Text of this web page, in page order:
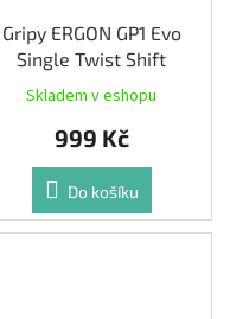
Gripy ERGON GP1 Evo
Single Twist Shift
Skladem v eshopu
999 Kč
Do košíku